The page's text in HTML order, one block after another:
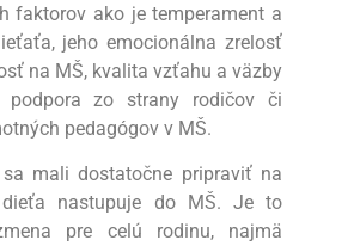
faktorov ako je temperament a
jeho emocionálna zrelosť
na MŠ, kvalita vzťahu a väzby
podpora zo strany rodičov či
pedagógov v MŠ.
mali dostatočne pripraviť na
nastupuje do MŠ. Je to
pre celú rodinu, najmä